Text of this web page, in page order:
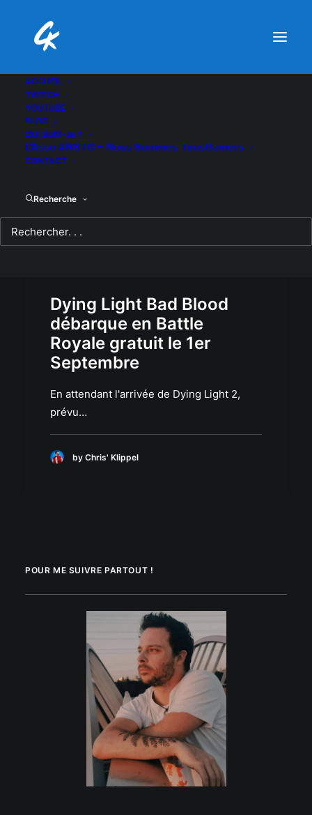
ACCUEIL
TWITCH
YOUTUBE
BLOG
QUI SUIS-JE ?
L’Asso #NSTG – Nous Sommes TousGamers
CONTACT
Recherche
Dying Light Bad Blood
débarque en Battle
Royale gratuit le 1er
Septembre
En attendant l'arrivée de Dying Light 2,
prévu…
by Chris' Klippel
POUR ME SUIVRE PARTOUT !